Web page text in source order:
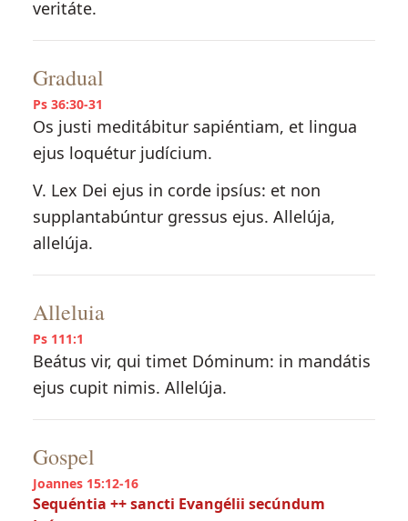
veritáte.
Gradual
Ps 36:30-31
Os justi meditábitur sapiéntiam, et lingua
ejus loquétur judícium.
V. Lex Dei ejus in corde ipsíus: et non
supplantabúntur gressus ejus. Allelúja,
allelúja.
Alleluia
Ps 111:1
Beátus vir, qui timet Dóminum: in mandátis
ejus cupit nimis. Allelúja.
Gospel
Joannes 15:12-16
Sequéntia ++ sancti Evangélii secúndum